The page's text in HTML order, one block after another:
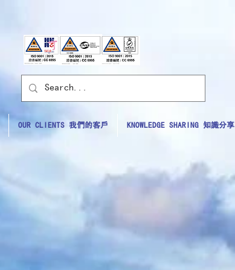
OUR CLIENTS 我們的客戶 KNOWLEDGE SHARING 知識分享